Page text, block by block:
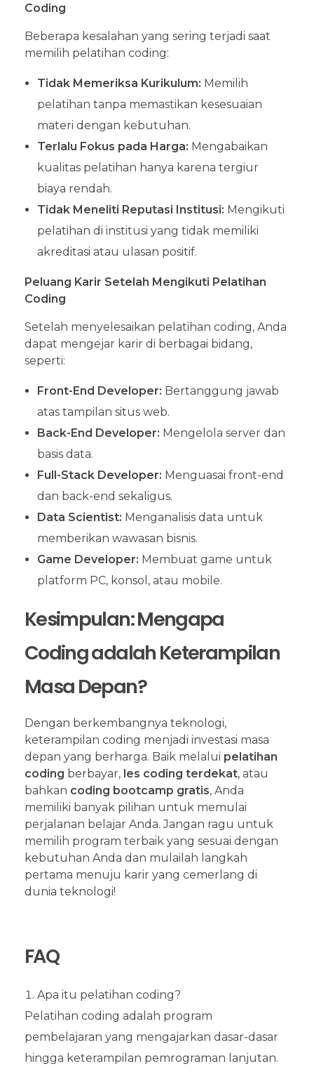
Coding
Beberapa kesalahan yang sering terjadi saat
memilih pelatihan coding:
Tidak Memeriksa Kurikulum: Memilih
pelatihan tanpa memastikan kesesuaian
materi dengan kebutuhan.
Terlalu Fokus pada Harga: Mengabaikan
kualitas pelatihan hanya karena tergiur
biaya rendah.
Tidak Meneliti Reputasi Institusi: Mengikuti
pelatihan di institusi yang tidak memiliki
akreditasi atau ulasan positif.
Peluang Karir Setelah Mengikuti Pelatihan
Coding
Setelah menyelesaikan pelatihan coding, Anda
dapat mengejar karir di berbagai bidang,
seperti:
Front-End Developer: Bertanggung jawab
atas tampilan situs web.
Back-End Developer: Mengelola server dan
basis data.
Full-Stack Developer: Menguasai front-end
dan back-end sekaligus.
Data Scientist: Menganalisis data untuk
memberikan wawasan bisnis.
Game Developer: Membuat game untuk
platform PC, konsol, atau mobile.
Kesimpulan: Mengapa
Coding adalah Keterampilan
Masa Depan?
Dengan berkembangnya teknologi,
keterampilan coding menjadi investasi masa
depan yang berharga. Baik melalui pelatihan
coding berbayar, les coding terdekat, atau
bahkan coding bootcamp gratis, Anda
memiliki banyak pilihan untuk memulai
perjalanan belajar Anda. Jangan ragu untuk
memilih program terbaik yang sesuai dengan
kebutuhan Anda dan mulailah langkah
pertama menuju karir yang cemerlang di
dunia teknologi!
FAQ
Apa itu pelatihan coding?
Pelatihan coding adalah program
pembelajaran yang mengajarkan dasar-dasar
hingga keterampilan pemrograman lanjutan.